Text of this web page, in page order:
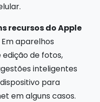
recursos do Apple
Em aparelhos
de fotos,
inteligentes
para
em alguns casos.